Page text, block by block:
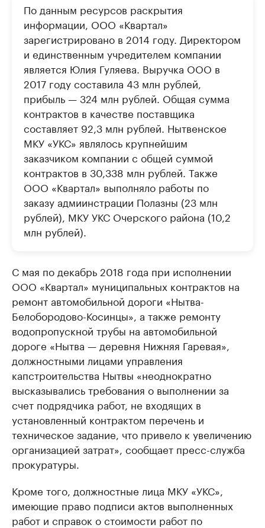
По данным ресурсов раскрытия
информации, ООО «Квартал»
зарегистрировано в 2014 году. Директором
и единственным учредителем компании
является Юлия Гуляева. Выручка ООО в
2017 году составила 43 млн рублей,
прибыль — 324 млн рублей. Общая сумма
контрактов в качестве поставщика
составляет 92,3 млн рублей. Нытвенское
МКУ «УКС» являлось крупнейшим
заказчиком компании с общей суммой
контрактов в 30,338 млн рублей. Также
ООО «Квартал» выполняло работы по
заказу адмиинстрации Полазны (23 млн
рублей), МКУ УКС Очерского района (10,2
млн рублей).
С мая по декабрь 2018 года при исполнении
ООО «Квартал» муниципальных контрактов на
ремонт автомобильной дороги «Нытва-
Белобородово-Косинцы», а также ремонту
водопропускной трубы на автомобильной
дороге «Нытва — деревня Нижняя Гаревая»,
должностными лицами управления
капстроительства Нытвы «неоднократно
высказывались требования о выполнении за
счет подрядчика работ, не входящих в
установленный контрактом перечень и
техническое задание, что привело к увеличению
организацией затрат», сообщает пресс-служба
прокуратуры.
Кроме того, должностные лица МКУ «УКС»,
имеющие право подписи актов выполненных
работ и справок о стоимости работ по